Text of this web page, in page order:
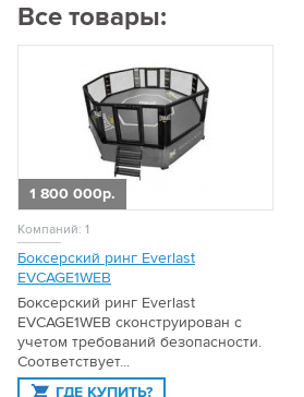
Все товары:
1 800 000р.
Компаний: 1
Боксерский ринг Everlast
EVCAGE1WEB
Боксерский ринг Everlast
EVCAGE1WEB сконструирован с
учетом требований безопасности.
Соответствует...
ГДЕ КУПИТЬ?